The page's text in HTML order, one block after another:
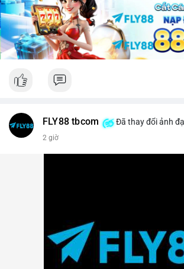
lời ngắn hạn sẽ gia tăng.
Lời khuyên: Nhà đầu tư nhỏ lẻ nên theo dõi
nhận tiếp theo của TxID này. Nếu BTC được
sàn trong vòng 24 giờ, hãy thận trọng với
cố cho xu hướng tăng trung hạn.
FLY88 tbcom Đã thay đổi ảnh
2 giờ